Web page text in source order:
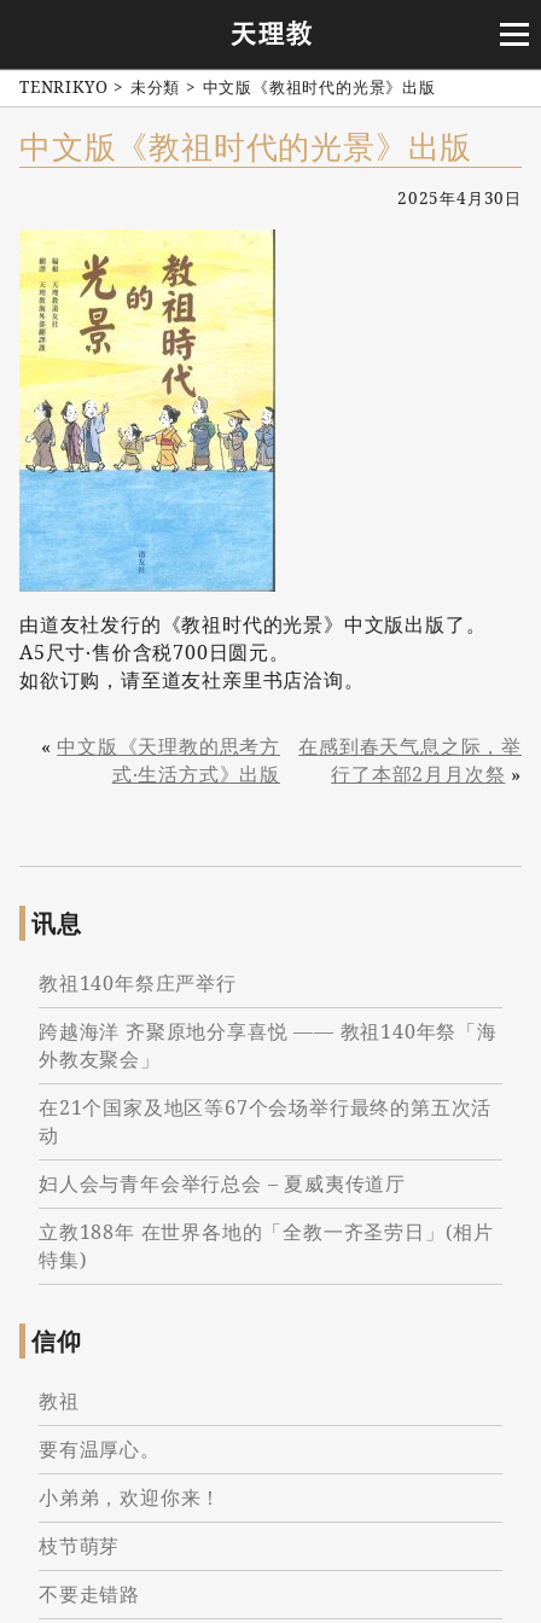
TENRIKYO > 未分類 > 中文版《教祖时代的光景》出版
中文版《教祖时代的光景》出版
2025年4月30日
由道友社发行的《教祖时代的光景》中文版出版了。
A5尺寸‧售价含税700日圆元。
如欲订购，请至道友社亲里书店洽询。
« 中文版《天理教的思考方
式‧生活方式》出版
在感到春天气息之际，举
行了本部2月月次祭 »
讯息
教祖140年祭庄严举行
跨越海洋 齐聚原地分享喜悦 —— 教祖140年祭「海
外教友聚会」
在21个国家及地区等67个会场举行最终的第五次活
动
妇人会与青年会举行总会 – 夏威夷传道厅
立教188年 在世界各地的「全教一齐圣劳日」(相片
特集)
信仰
教祖
要有温厚心。
小弟弟，欢迎你来！
枝节萌芽
不要走错路